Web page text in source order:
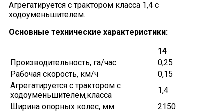
Агрегатируется с трактором класса 1,4 с
ходоуменьшителем.
Основные технические характеристики:
14
Производительность, га/час
0,25
Рабочая скорость, км/ч
0,15
Агрегатируется с трактором с
ходоуменьшителем,класса
1,4
Ширина опорных колес, мм
2150